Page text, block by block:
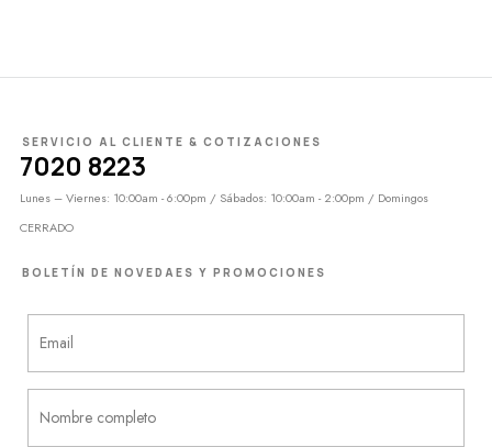
SERVICIO AL CLIENTE & COTIZACIONES
7020 8223
Lunes – Viernes: 10:00am - 6:00pm / Sábados: 10:00am - 2:00pm / Domingos
CERRADO
BOLETÍN DE NOVEDAES Y PROMOCIONES